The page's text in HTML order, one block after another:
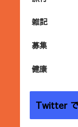
雑記
募集
健康
Twitter